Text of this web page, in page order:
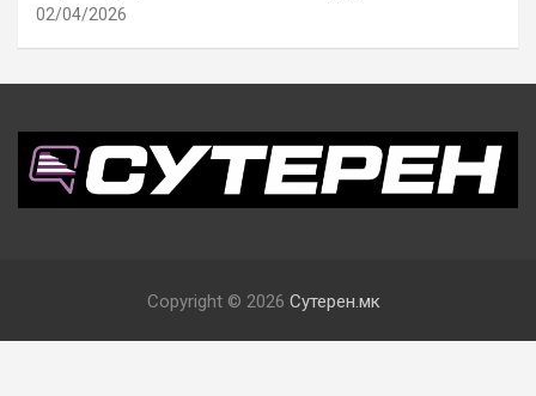
02/04/2026
Copyright © 2026 Сутерен.мк